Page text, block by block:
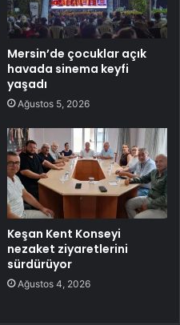
Mersin’de çocuklar açık
havada sinema keyfi
yaşadı
Ağustos 5, 2026
Keşan Kent Konseyi
nezaket ziyaretlerini
sürdürüyor
Ağustos 4, 2026